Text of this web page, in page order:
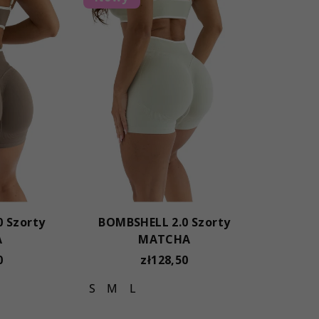
Szorty
BOMBSHELL 2.0 Szorty
MATCHA
zł128,50
S
M L